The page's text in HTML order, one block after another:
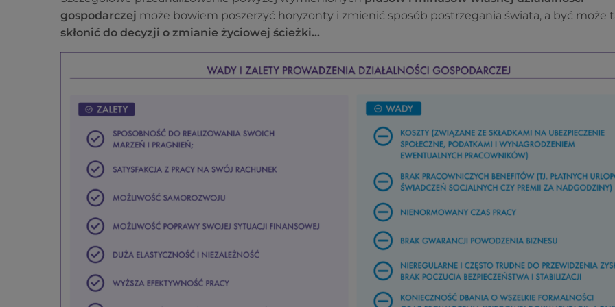
gospodarczej może bowiem poszerzyć horyzonty i zmienić sposób postrzegania świata, a być może
skłonić do decyzji o zmianie życiowej ścieżki…